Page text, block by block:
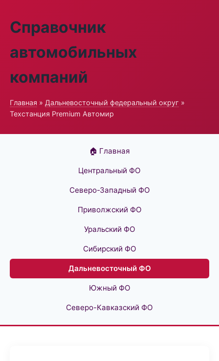
Справочник
автомобильных
компаний
Главная » Дальневосточный федеральный округ »
Техстанция Premium Автомир
🏠 Главная
Центральный ФО
Северо-Западный ФО
Приволжский ФО
Уральский ФО
Сибирский ФО
Дальневосточный ФО
Южный ФО
Северо-Кавказский ФО